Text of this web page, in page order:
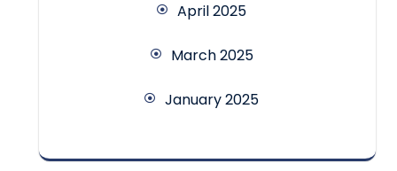
April 2025
March 2025
January 2025